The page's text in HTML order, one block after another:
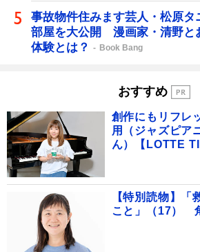
事故物件住みます芸人・松原タ
部屋を大公開 漫画家・清野と
体験とは？
Book Bang
おすすめ
創作にもリフレ
用（ジャズピ
ん）【LOTTE
【特別読物】「
こと」（17）